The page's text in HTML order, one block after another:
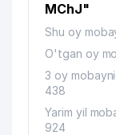
MChJ"
Shu oy
O'tgan oy
3 oy
438
Yarim yil
924